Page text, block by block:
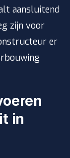
aansluitend
zijn voor
er
in